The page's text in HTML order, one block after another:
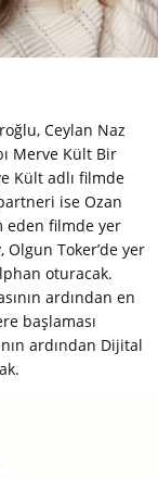
Ceylan Naz
Merve Kült Bir
Kült adlı filmde
ise Ozan
eden filmde yer
Olgun Toker’de yer
oturacak.
ardından en
başlaması
ardından Dijital